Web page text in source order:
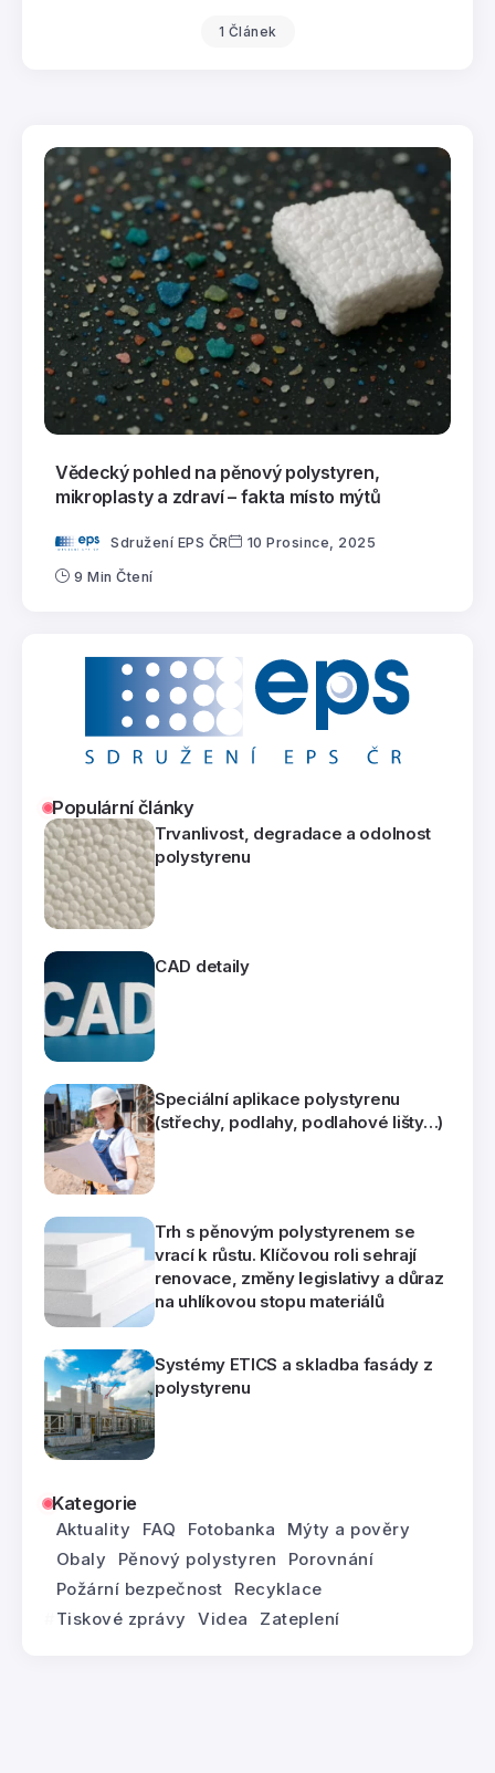
1 Článek
Vědecký pohled na pěnový polystyren,
mikroplasty a zdraví – fakta místo mýtů
Sdružení EPS ČR 10 Prosince, 2025
9 Min Čtení
Populární články
Trvanlivost, degradace a odolnost
polystyrenu
CAD detaily
Speciální aplikace polystyrenu
(střechy, podlahy, podlahové lišty…)
Trh s pěnovým polystyrenem se
vrací k růstu. Klíčovou roli sehrají
renovace, změny legislativy a důraz
na uhlíkovou stopu materiálů
Systémy ETICS a skladba fasády z
polystyrenu
Kategorie
Aktuality FAQ Fotobanka
Mýty a pověry
Obaly
Pěnový polystyren
Porovnání
Požární bezpečnost
Recyklace
Tiskové zprávy
Videa Zateplení